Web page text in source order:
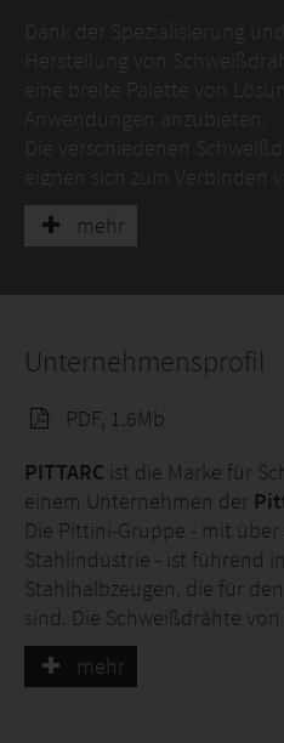
Dank der Spezialisierung
Herstellung von
eine breite Palette von
Anwendungen anzubieten.
Die verschiedenen
eignen sich zum Verbinden
niedriglegierten Stählen
Anwendungen, vom
Bau von Öl- und
nur einige der vielfältigen
denen Schweißdrähte von
Das Pittarc-Sortiment an
Schutzgas-(GMAW) und
unterteilt. Aus diesen
die unbeschichteten
angefordert werden, eine
eine Hochleistungs-
INNOV-ARC, die eine
mehr
Unternehmensprofil
PDF, 1.6Mb
PITTARC ist die Marke für
einem Unternehmen der
Die Pittini-Gruppe - mit
Stahlindustrie - ist führend
Stahlhalbzeugen, die für
sind. Die Schweißdrähte von
Ergebnis eines sorgfältig
Fertigungsablaufs in jeder
mehr